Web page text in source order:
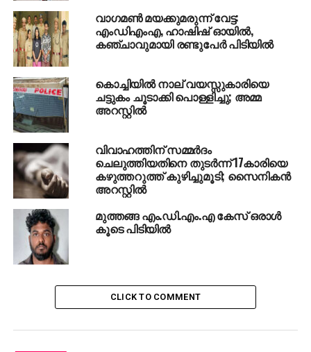
UP NEXT
‘സിനിമയിലുള്ള ആളാണ്, മഞ്ഞുമ്മൽ
ബോയ്‌സിൽ ഡ്രൈവറായി അഭിനയിച്ചിട്ടുണ്ട്’;
എക്‌സൈസെത്തിയത്
സംവിധായകരാണെന്നറിയാതെ
DON'T MISS
ചന്ദ്രിക ആഴ്ചപ്പതിപ്പ് വീണ്ടും അച്ചടിയിലേക്ക്
വാഗമണ്‍ മയക്കുമരുന്ന് വേട്ട:
എംഡിഎംഎ, ഹാഷിഷ് ഓയില്‍,
കഞ്ചാവുമായി രണ്ടുപേര്‍ പിടിയില്‍
കൊച്ചിയില്‍ നാല് വയസ്സുകാരിയെ
ചട്ടുകം ചൂടാക്കി പൊള്ളിച്ചു; അമ്മ
അറസ്റ്റില്‍
വിവാഹത്തിന് സമ്മര്‍ദം
ചെലുത്തിയതിനെ തുടര്‍ന്ന് 17കാരിയെ
കഴുത്തറുത്ത് കുഴിച്ചുമൂടി; സൈനികന്‍
അറസ്റ്റില്‍
മുത്തങ്ങ എം.ഡി.എം.എ കേസ് ഒരാള്‍
കൂടെ പിടിയില്‍
CLICK TO COMMENT